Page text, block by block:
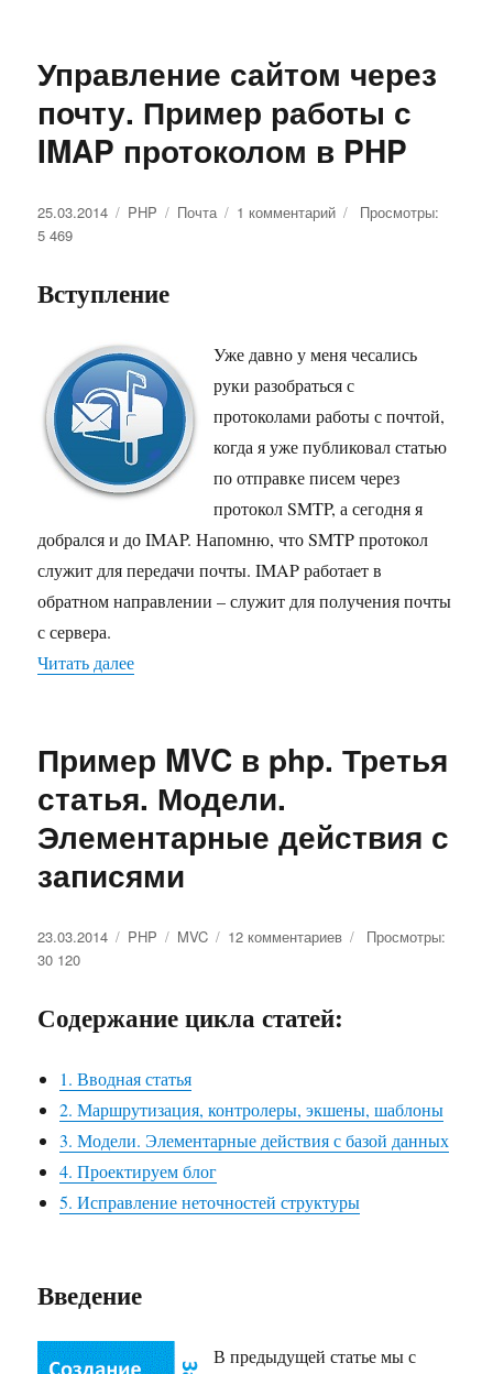
Управление сайтом через
почту. Пример работы с
IMAP протоколом в PHP
Опубликовано
25.03.2014 Рубрики
PHP Метки
Почта 1 комментарий
Пример
с
IMAP
протоколом
PHP
Просмотры:
5 469
Вступление
Уже давно у меня чесались
руки разобраться с
протоколами работы с почтой,
когда я уже публиковал статью
по отправке писем через
протокол SMTP, а сегодня я
добрался и до IMAP. Напомню, что SMTP протокол
служит для передачи почты. IMAP работает в
обратном направлении – служит для получения почты
с сервера.
Читать далее
Пример MVC в php. Третья
статья. Модели.
Элементарные действия с
записями
Опубликовано
23.03.2014 Рубрики
PHP Метки
MVC 12 комментариев
Модели.
Элементарные
записями
Просмотры:
30 120
Содержание цикла статей:
1. Вводная статья
2. Маршрутизация, контролеры, экшены, шаблоны
3. Модели. Элементарные действия с базой данных
4. Проектируем блог
5. Исправление неточностей структуры
Введение
В предыдущей статье мы с